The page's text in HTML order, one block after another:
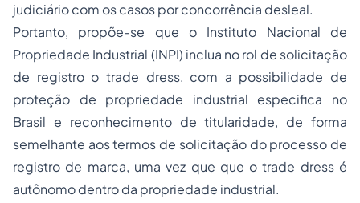
judiciário com os casos por concorrência desleal.
Portanto, propõe-se que o Instituto Nacional de
Propriedade Industrial (INPI) inclua no rol de solicitação
de registro o trade dress, com a possibilidade de
proteção de propriedade industrial especifica no
Brasil e reconhecimento de titularidade, de forma
semelhante aos termos de solicitação do processo de
registro de marca, uma vez que que o trade dress é
autônomo dentro da propriedade industrial.